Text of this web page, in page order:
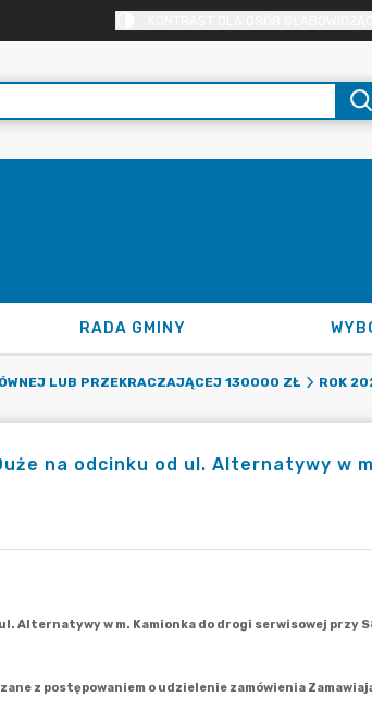
RADA GMINY
LUB PRZEKRACZAJĄCEJ 130000 ZŁ
ROK
na odcinku od ul. Alternatywy w